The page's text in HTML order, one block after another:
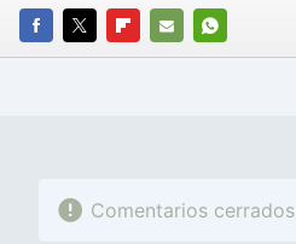
FACEBOOK
TWITTERFLIPBOARD
E-
WHATSAPP
Comentarios cerrados